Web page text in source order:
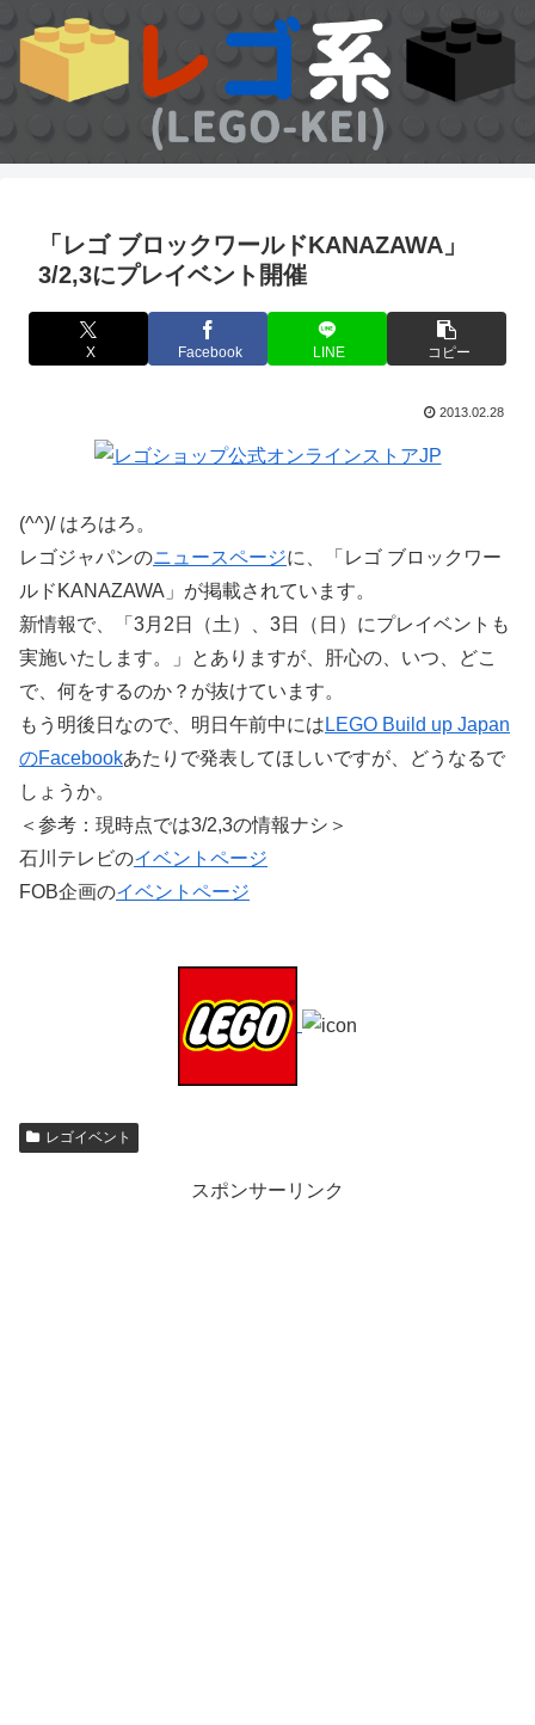
「レゴ ブロックワールドKANAZAWA」
3/2,3にプレイベント開催
X Facebook LINE コピー
2013.02.28
(^^)/ はろはろ。
レゴジャパンのニュースページに、「レゴ ブロックワー
ルドKANAZAWA」が掲載されています。
新情報で、「3月2日（土）、3日（日）にプレイベントも
実施いたします。」とありますが、肝心の、いつ、どこ
で、何をするのか？が抜けています。
もう明後日なので、明日午前中には LEGO Build up Japan
のFacebookあたりで発表してほしいですが、どうなるで
しょうか。
＜参考：現時点では3/2,3の情報ナシ＞
石川テレビのイベントページ
FOB企画のイベントページ
レゴイベント
スポンサーリンク